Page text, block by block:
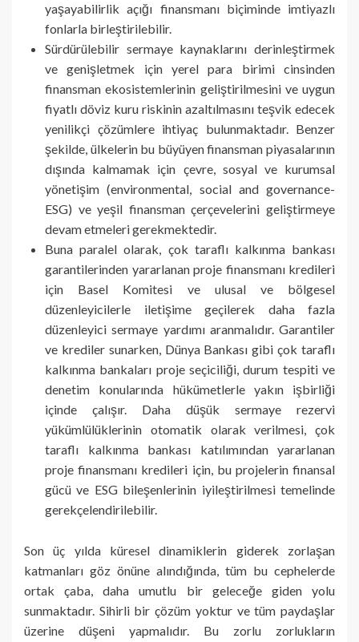
yaşayabilirlik açığı finansmanı biçiminde imtiyazlı
fonlarla birleştirilebilir.
Sürdürülebilir sermaye kaynaklarını derinleştirmek
ve genişletmek için yerel para birimi cinsinden
finansman ekosistemlerinin geliştirilmesini ve uygun
fiyatlı döviz kuru riskinin azaltılmasını teşvik edecek
yenilikçi çözümlere ihtiyaç bulunmaktadır. Benzer
şekilde, ülkelerin bu büyüyen finansman piyasalarının
dışında kalmamak için çevre, sosyal ve kurumsal
yönetişim (environmental, social and governance-
ESG) ve yeşil finansman çerçevelerini geliştirmeye
devam etmeleri gerekmektedir.
Buna paralel olarak, çok taraflı kalkınma bankası
garantilerinden yararlanan proje finansmanı kredileri
için Basel Komitesi ve ulusal ve bölgesel
düzenleyicilerle iletişime geçilerek daha fazla
düzenleyici sermaye yardımı aranmalıdır. Garantiler
ve krediler sunarken, Dünya Bankası gibi çok taraflı
kalkınma bankaları proje seçiciliği, durum tespiti ve
denetim konularında hükümetlerle yakın işbirliği
içinde çalışır. Daha düşük sermaye rezervi
yükümlülüklerinin otomatik olarak verilmesi, çok
taraflı kalkınma bankası katılımından yararlanan
proje finansmanı kredileri için, bu projelerin finansal
gücü ve ESG bileşenlerinin iyileştirilmesi temelinde
gerekçelendirilebilir.
Son üç yılda küresel dinamiklerin giderek zorlaşan
katmanları göz önüne alındığında, tüm bu cephelerde
ortak çaba, daha umutlu bir geleceğe giden yolu
sunmaktadır. Sihirli bir çözüm yoktur ve tüm paydaşlar
üzerine düşeni yapmalıdır. Bu zorlu zorlukların